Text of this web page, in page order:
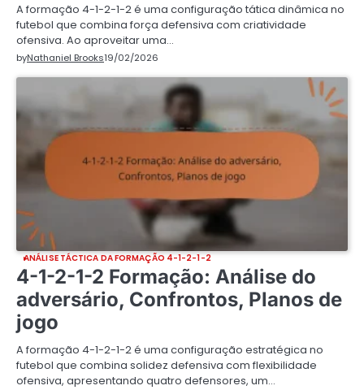
A formação 4-1-2-1-2 é uma configuração tática dinâmica no
futebol que combina força defensiva com criatividade
ofensiva. Ao aproveitar uma…
byNathaniel Brooks19/02/2026
ANÁLISE TÁCTICA DA FORMAÇÃO 4-1-2-1-2
4-1-2-1-2 Formação: Análise do
adversário, Confrontos, Planos de
jogo
A formação 4-1-2-1-2 é uma configuração estratégica no
futebol que combina solidez defensiva com flexibilidade
ofensiva, apresentando quatro defensores, um…